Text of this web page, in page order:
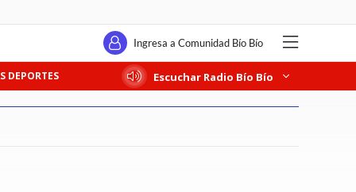
Ingresa a Comunidad Bío Bío
DEPORTES Escuchar Radio Bío Bío